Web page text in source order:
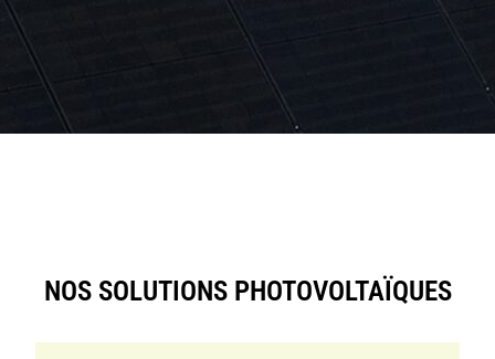
NOS SOLUTIONS PHOTOVOLTAÏQUES